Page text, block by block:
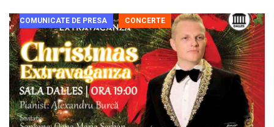
COMUNICATE DE PRESA CONCERTE